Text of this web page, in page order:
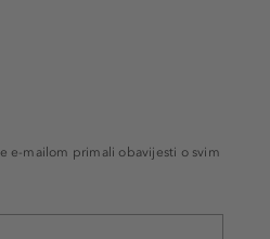
e-mailom primali obavijesti o svim